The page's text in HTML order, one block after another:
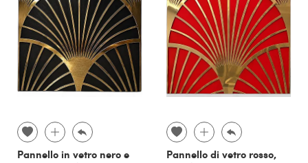
Pannello in vetro nero e
Pannello di vetro rosso,